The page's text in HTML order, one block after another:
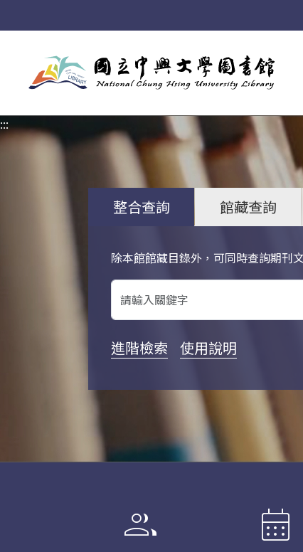
:::
整合查詢 館藏查詢
除本館館藏目錄外，可同時查詢期刊
關鍵字搜尋
進階檢索 使用說明
group calendar_month